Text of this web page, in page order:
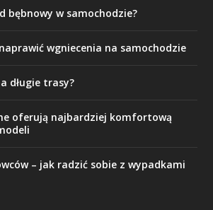
bębnowy w samochodzie?
wgniecenia na samochodzie
długie trasy?
oferują najbardziej komfortową
– jak radzić sobie z wypadkami